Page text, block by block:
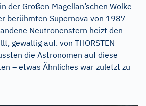
der Großen Magellan’schen Wolke
berühmten Supernova von 1987
Neutronenstern heizt den
gewaltig auf. von THORSTEN
die Astronomen auf diese
– etwas Ähnliches war zuletzt zu